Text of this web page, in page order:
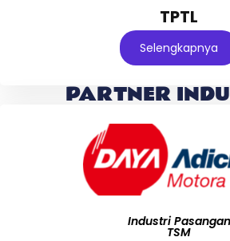
TPTL
Selengkapnya
PARTNER
Industri Pasangan
TSM